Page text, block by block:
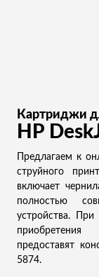
Картриджи
HP
Предлагаем к
струйного
включает
полностью
устройства. При
предоставят
5874.